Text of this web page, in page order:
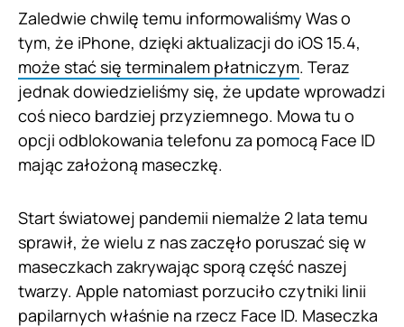
Zaledwie chwilę temu informowaliśmy Was o
tym, że iPhone, dzięki aktualizacji do iOS 15.4,
może stać się terminalem płatniczym. Teraz
jednak dowiedzieliśmy się, że update wprowadzi
coś nieco bardziej przyziemnego. Mowa tu o
opcji odblokowania telefonu za pomocą Face ID
mając założoną maseczkę.
Start światowej pandemii niemalże 2 lata temu
sprawił, że wielu z nas zaczęło poruszać się w
maseczkach zakrywając sporą część naszej
twarzy. Apple natomiast porzuciło czytniki linii
papilarnych właśnie na rzecz Face ID. Maseczka